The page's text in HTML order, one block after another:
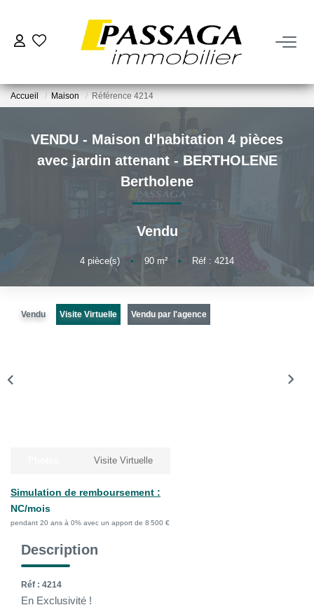
À La Location
VENDRE
Nos Biens Vendus
FAIRE GÉRER
La Gestion Locative
À PROPOS DE NOUS
Nos Agences
Accueil Maison Référence 4214
VENDU - Maison d'habitation 4 pièces
avec jardin attenant - BERTHOLENE
Bertholene
Vendu
4 pièce(s) • 90 m² • Réf : 4214
Vendu Visite Virtuelle Vendu par l'agence
Simulation de remboursement :
NC/mois
pendant 20 ans à 0% avec un apport de 8 500 €
Visite Virtuelle
Description
Réf : 4214
En Exclusivité !